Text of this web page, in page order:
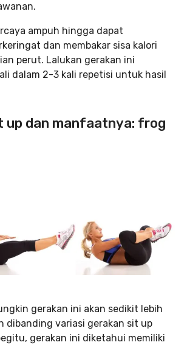
ampuh hingga dapat
dan membakar sisa kalori
perut. Lalukan gerakan ini
dalam 2-3 kali repetisi untuk hasil
up dan manfaatnya: frog
gerakan ini akan sedikit lebih
dibanding variasi gerakan sit up
gerakan ini diketahui memiliki